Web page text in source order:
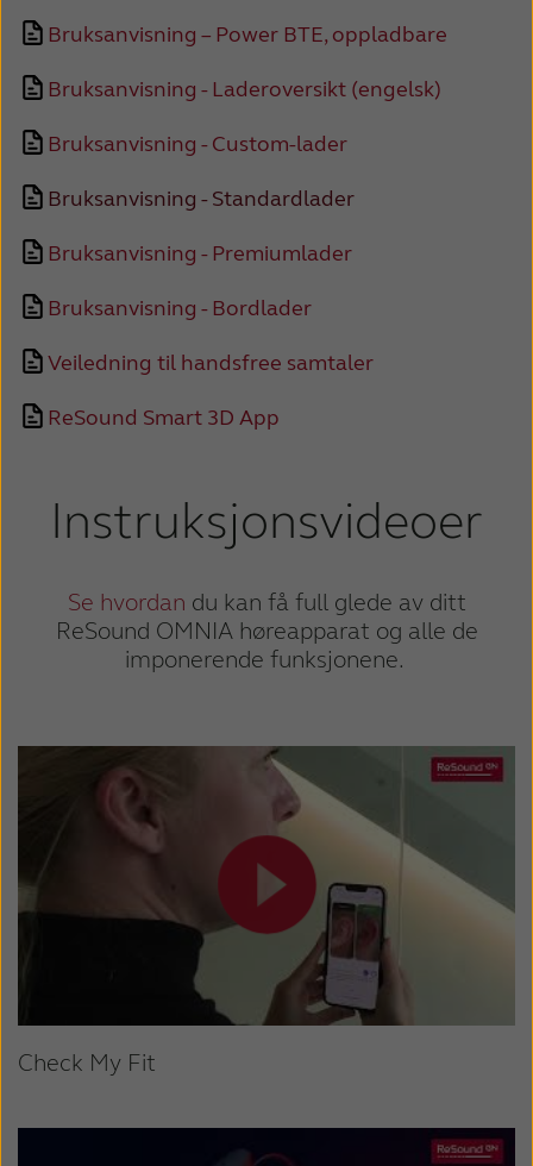
France India
Suomi Sverige
Türkçe United Kingdom
United States
Bruksanvisning – Power BTE, oppladbare
Bruksanvisning - Laderoversikt (engelsk)
Bruksanvisning - Custom-lader
Bruksanvisning - Standardlader
Bruksanvisning - Premiumlader
Bruksanvisning - Bordlader
Veiledning til handsfree samtaler
ReSound Smart 3D App
Instruksjonsvideoer
Se hvordan du kan få full glede av ditt
ReSound OMNIAhøreapparat og alle de
imponerende funksjonene.
Check My Fit